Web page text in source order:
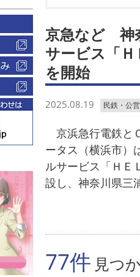
京急など 神
サービス「
を開始
2025.08.19 民鉄・公
京浜急行電鉄と
ータス（横浜市）
ルサービス「Ｈ
設し、神奈川県三
77件 見つ